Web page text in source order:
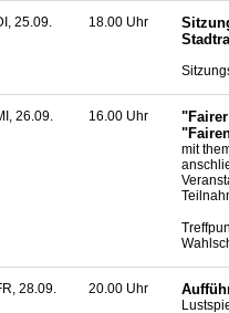
25.09. 18.00 Uhr
26.09. 16.00 Uhr
mit
28.09. 20.00 Uhr